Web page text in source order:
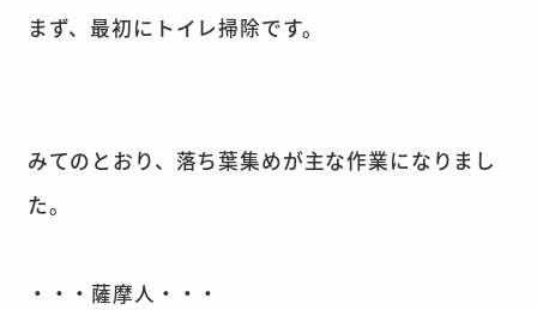
まず、最初にトイレ掃除です。
みてのとおり、落ち葉集めが主な作業になりまし
た。
・・・薩摩人・・・